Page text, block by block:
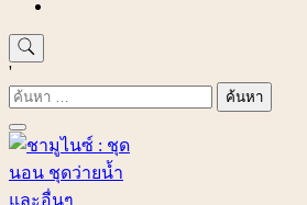
'
ค้นหา
สำหรับ: